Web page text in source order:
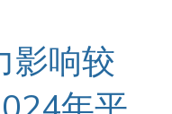
影响较